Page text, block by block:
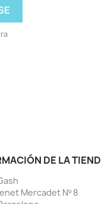
DE LA
Mercadet Nº 8